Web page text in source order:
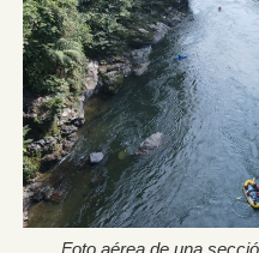
Foto aérea de una